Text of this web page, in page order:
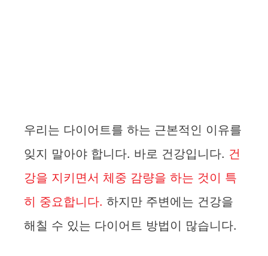
우리는 다이어트를 하는 근본적인 이유를
잊지 말아야 합니다. 바로 건강입니다. 건
강을 지키면서 체중 감량을 하는 것이 특
히 중요합니다. 하지만 주변에는 건강을
해칠 수 있는 다이어트 방법이 많습니다.